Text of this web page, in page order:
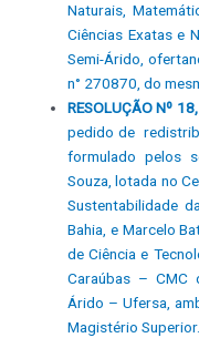
Naturais,
Ciências Exatas e
Semi-Árido,
n° 270870, do
RESOLUÇÃO Nº
pedido de
formulado pelos
Souza, lotada no
Sustentabilidade
Bahia, e Marcelo
de Ciência e
Caraúbas – CMC
Árido – Ufersa,
Magistério Superior.